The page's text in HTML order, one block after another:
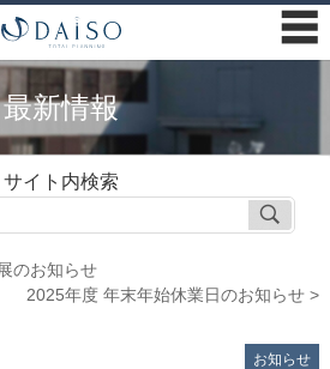
☰
最新情報
サイト内検索
のお知らせ
2025年度 年末年始休業日のお知らせ >
お知らせ